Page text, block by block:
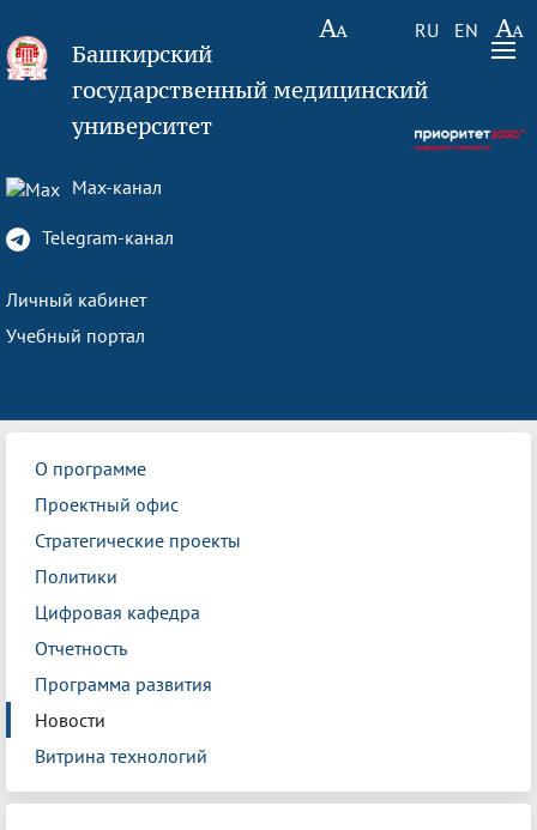
RU EN
Башкирский
государственный медицинский
университет
Max-канал
Telegram-канал
Личный кабинет
Учебный портал
О программе
Проектный офис
Стратегические проекты
Политики
Цифровая кафедра
Отчетность
Программа развития
Новости
Витрина технологий